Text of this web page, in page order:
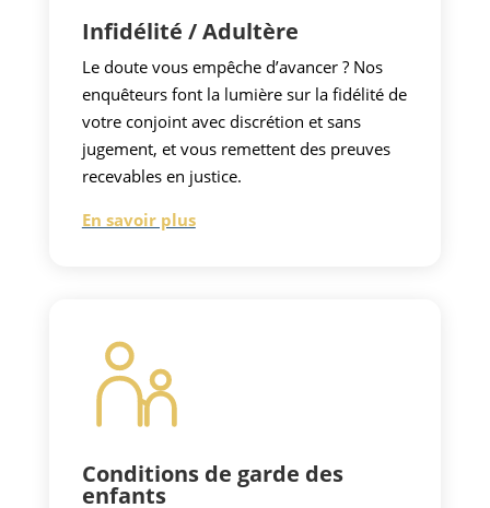
Infidélité / Adultère
Le doute vous empêche d’avancer ? Nos
enquêteurs font la lumière sur la fidélité de
votre conjoint avec discrétion et sans
jugement, et vous remettent des preuves
recevables en justice.
En savoir plus
Conditions de garde des
enfants